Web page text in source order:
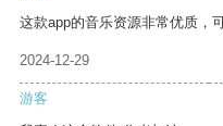
这款app的音乐资源非常优质，
2024-12-29
游客